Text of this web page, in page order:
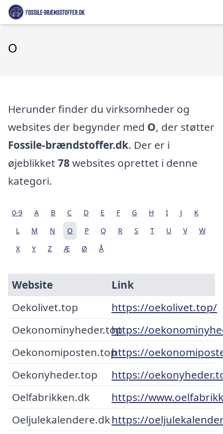
O
Herunder finder du virksomheder og
websites der begynder med O, der støtter
Fossile-brændstoffer.dk. Der er i
øjeblikket 78 websites oprettet i denne
kategori.
0-9 A B C D E F G H I J
K
L
M N O P Q R S T U V
W
X
Y Z Æ Ø Å
Website
Link
Oekolivet.top
https://oekolivet.top/
Oekonominyheder.tophttps://
Oekonomiposten.tophttps://
Oekonyheder.top
https://
Oelfabrikken.dk
https://
Oeljulekalendere.dkhttps://